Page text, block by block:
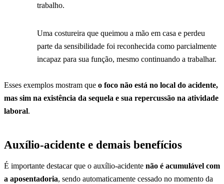
trabalho.
Uma costureira que queimou a mão em casa e perdeu
parte da sensibilidade foi reconhecida como parcialmente
incapaz para sua função, mesmo continuando a trabalhar.
Esses exemplos mostram que o foco não está no local do acidente,
mas sim na existência da sequela e sua repercussão na atividade
laboral.
Auxílio-acidente e demais benefícios
É importante destacar que o auxílio-acidente não é acumulável com
a aposentadoria, sendo automaticamente cessado no momento da